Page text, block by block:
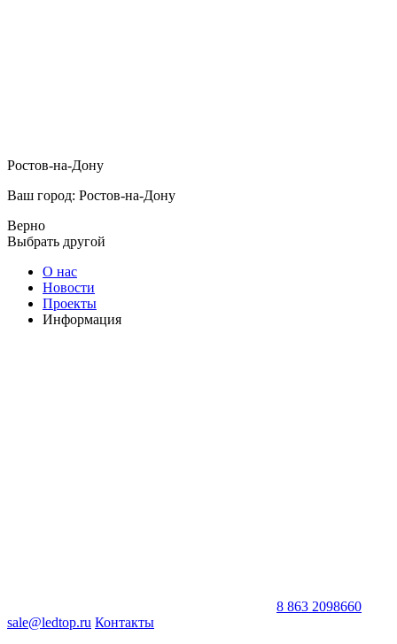
Ростов-на-Дону
Ваш город: Ростов-на-Дону
Верно
Выбрать другой
О нас
Новости
Проекты
Информация
8 863 2098660
sale@ledtop.ru Контакты